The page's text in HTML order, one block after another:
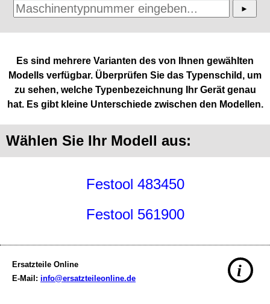
Es sind mehrere Varianten des von Ihnen gewählten
Modells verfügbar. Überprüfen Sie das Typenschild, um
zu sehen, welche Typenbezeichnung Ihr Gerät genau
hat. Es gibt kleine Unterschiede zwischen den Modellen.
Wählen Sie Ihr Modell aus:
Festool 483450
Festool 561900
Ersatzteile Online
E-Mail: info@ersatzteileonline.de i